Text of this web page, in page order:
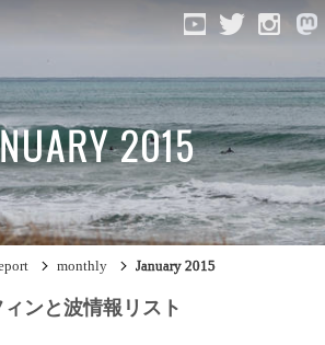
2015
monthly January 2015
ンと波情報リスト